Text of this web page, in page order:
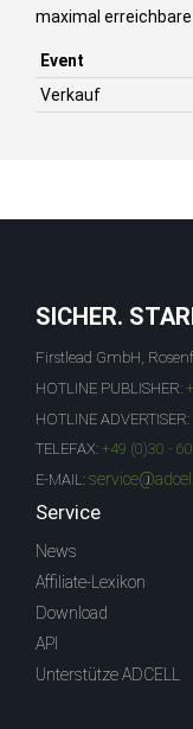
maximal
Event
Verkauf
SICHER.
Firstlead GmbH,
HOTLINE PUBLISHER:
HOTLINE ADVERTISER:
TELEFAX: +49 (0)30 -
E-MAIL:
Service
News
Affiliate-Lexikon
Download
API
Unterstütze ADCELL